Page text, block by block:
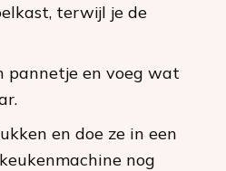
terwijl je de
pannetje en voeg wat
en doe ze in een
nog